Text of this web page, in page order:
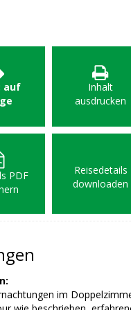
auf
Inhalt
ausdrucken
PDF
Reisedetails
downloaden
im